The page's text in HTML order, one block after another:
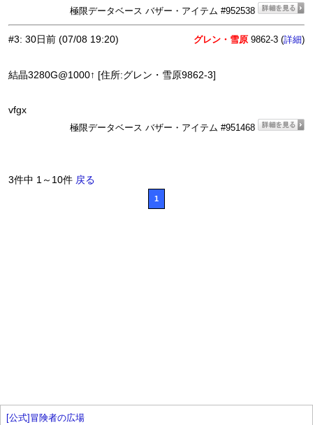
極限データベース バザー・アイテム #952538
#3: 30日前 (07/08 19:20) グレン・雪原 9862-3 (詳細)
結晶3280G@1000↑ [住所:グレン・雪原9862-3]
vfgx
極限データベース バザー・アイテム #951468
3件中 1～10件 戻る
1
[公式]冒険者の広場